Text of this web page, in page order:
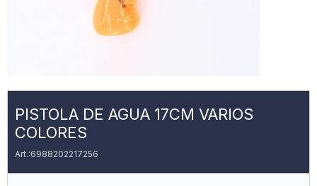
PISTOLA DE AGUA 17CM VARIOS
COLORES
6988202217256